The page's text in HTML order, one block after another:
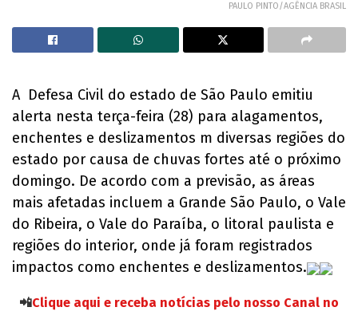
PAULO PINTO/AGÊNCIA BRASIL
A Defesa Civil do estado de São Paulo emitiu
alerta nesta terça-feira (28) para alagamentos,
enchentes e deslizamentos m diversas regiões do
estado por causa de chuvas fortes até o próximo
domingo. De acordo com a previsão, as áreas
mais afetadas incluem a Grande São Paulo, o Vale
do Ribeira, o Vale do Paraíba, o litoral paulista e
regiões do interior, onde já foram registrados
impactos como enchentes e deslizamentos.
📲Clique aqui e receba notícias pelo nosso Canal no